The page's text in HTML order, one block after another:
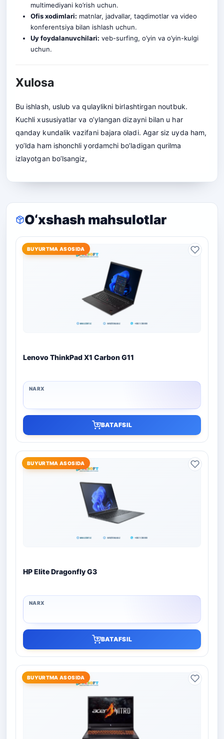
multimediyani ko’rish uchun.
Ofis xodimlari: matnlar, jadvallar, taqdimotlar va video
konferentsiya bilan ishlash uchun.
Uy foydalanuvchilari: veb-surfing, o’yin va o’yin-kulgi
uchun.
Xulosa
Bu ishlash, uslub va qulaylikni birlashtirgan noutbuk.
Kuchli xususiyatlar va o’ylangan dizayni bilan u har
qanday kundalik vazifani bajara oladi. Agar siz uyda ham,
yo’lda ham ishonchli yordamchi bo’ladigan qurilma
izlayotgan bo’lsangiz,
O‘xshash mahsulotlar
BUYURTMA ASOSIDA
Lenovo ThinkPad X1 Carbon G11
BATAFSIL
BUYURTMA ASOSIDA
HP Elite Dragonfly G3
BATAFSIL
BUYURTMA ASOSIDA